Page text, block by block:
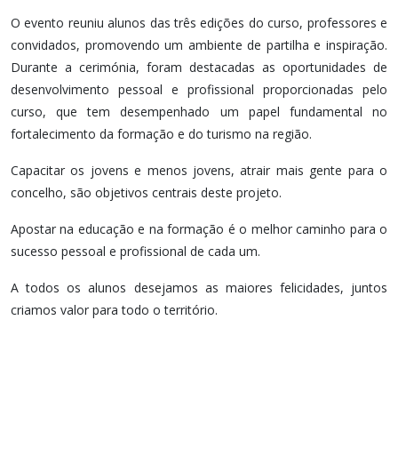
O evento reuniu alunos das três edições do curso, professores e
convidados, promovendo um ambiente de partilha e inspiração.
Durante a cerimónia, foram destacadas as oportunidades de
desenvolvimento pessoal e profissional proporcionadas pelo
curso, que tem desempenhado um papel fundamental no
fortalecimento da formação e do turismo na região.
Capacitar os jovens e menos jovens, atrair mais gente para o
concelho, são objetivos centrais deste projeto.
Apostar na educação e na formação é o melhor caminho para o
sucesso pessoal e profissional de cada um.
A todos os alunos desejamos as maiores felicidades, juntos
criamos valor para todo o território.